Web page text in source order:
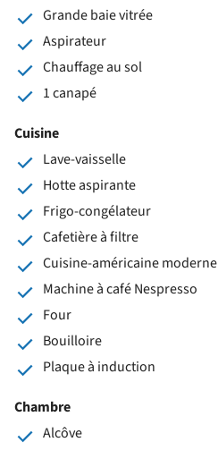
Grande baie vitrée
Aspirateur
Chauffage au sol
1 canapé
Cuisine
Lave-vaisselle
Hotte aspirante
Frigo-congélateur
Cafetière à filtre
Cuisine-américaine moderne
Machine à café Nespresso
Four
Bouilloire
Plaque à induction
Chambre
Alcôve